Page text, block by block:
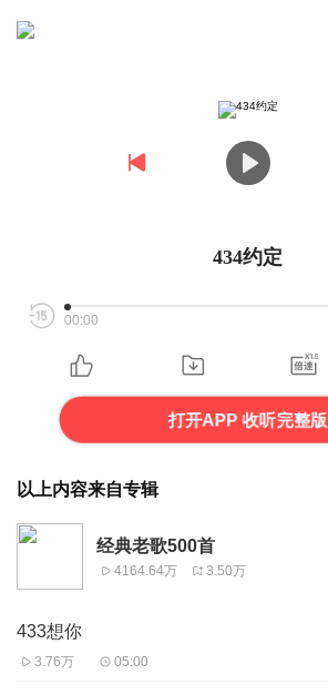
434约定
00:00
打开APP 收听完整版
以上内容来自专辑
经典老歌500首
4164.64万 3.50万
433想你
3.76万 05:00